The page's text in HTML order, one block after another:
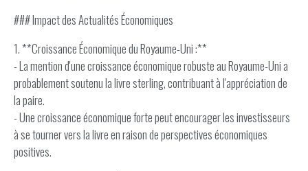
### Impact des Actualités Économiques
1. **Croissance Économique du Royaume-Uni :**
- La mention d'une croissance économique robuste au Royaume-Uni a
probablement soutenu la livre sterling, contribuant à l'appréciation de
la paire.
- Une croissance économique forte peut encourager les investisseurs
à se tourner vers la livre en raison de perspectives économiques
positives.